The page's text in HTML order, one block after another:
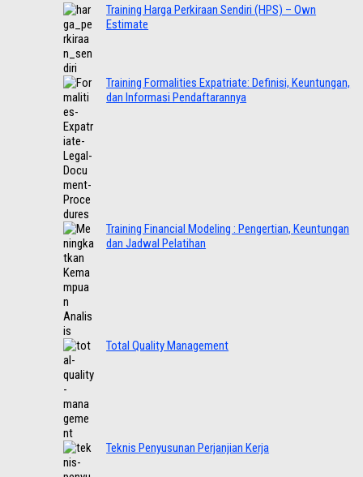
Training Harga Perkiraan Sendiri (HPS) – Own
Estimate
Training Formalities Expatriate: Definisi, Keuntungan,
dan Informasi Pendaftarannya
Training Financial Modeling : Pengertian, Keuntungan
dan Jadwal Pelatihan
Total Quality Management
Teknis Penyusunan Perjanjian Kerja